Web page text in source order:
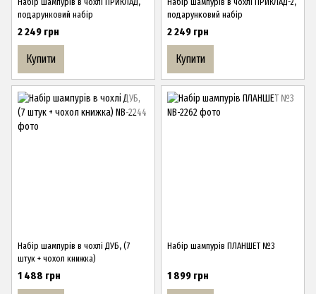
подарунковий набір
2 249 грн
Купити
подарунковий набір
2 249 грн
Купити
Набір шампурів в чохлі ДУБ, (7
штук + чохол книжка)
1 488 грн
Набір шампурів ПЛАНШЕТ №3
1 899 грн